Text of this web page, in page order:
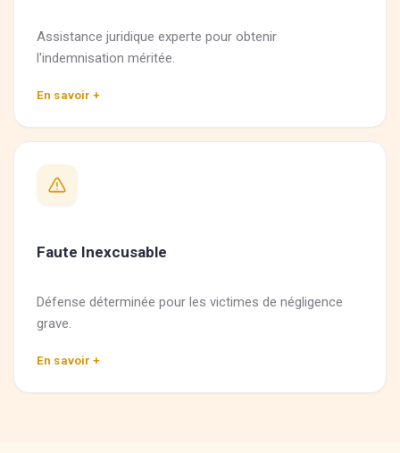
Assistance juridique experte pour obtenir
l'indemnisation méritée.
En savoir +
Faute Inexcusable
Défense déterminée pour les victimes de négligence
grave.
En savoir +